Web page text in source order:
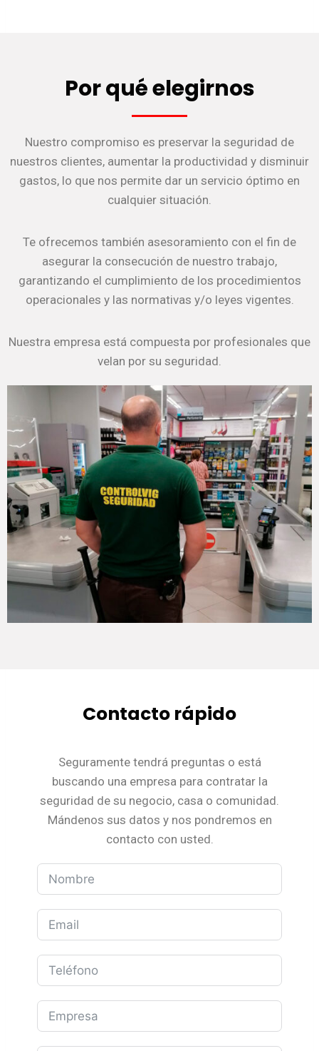
Por qué elegirnos
Nuestro compromiso es preservar la seguridad de
nuestros clientes, aumentar la productividad y disminuir
gastos, lo que nos permite dar un servicio óptimo en
cualquier situación.
Te ofrecemos también asesoramiento con el fin de
asegurar la consecución de nuestro trabajo,
garantizando el cumplimiento de los procedimientos
operacionales y las normativas y/o leyes vigentes.
Nuestra empresa está compuesta por profesionales que
velan por su seguridad.
Contacto rápido
Seguramente tendrá preguntas o está
buscando una empresa para contratar la
seguridad de su negocio, casa o comunidad.
Mándenos sus datos y nos pondremos en
contacto con usted.